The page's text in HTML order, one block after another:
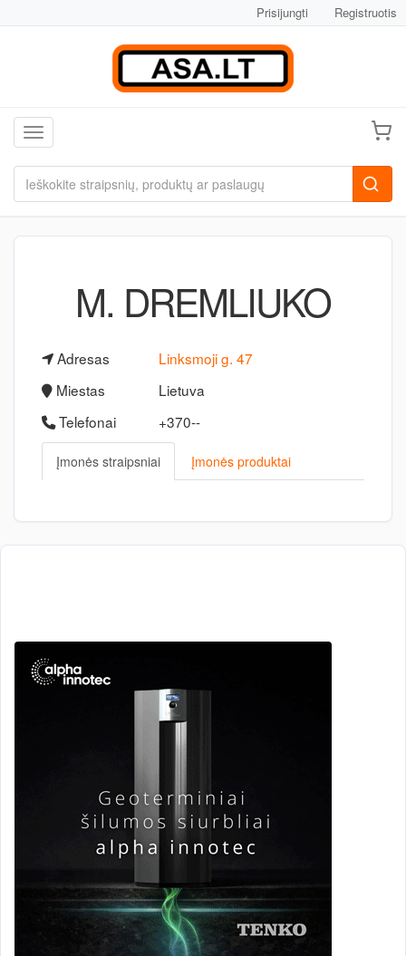
Prisijungti Registruotis
Toggle navigation
M. DREMLIUKO
Adresas
Linksmoji g. 47
Miestas
Lietuva
Telefonai
+370--
Įmonės straipsniai Įmonės produktai